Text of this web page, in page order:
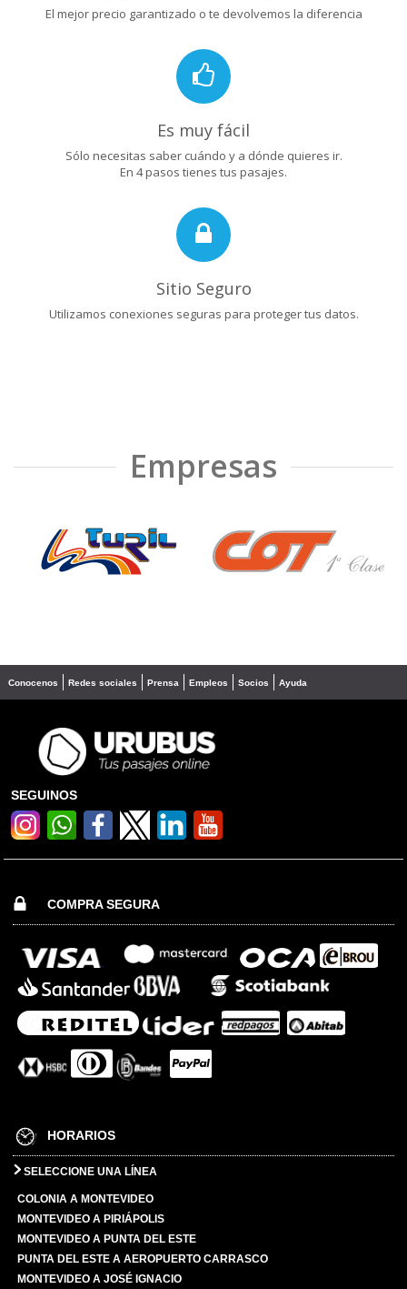
El mejor precio garantizado o te devolvemos la diferencia
Es muy fácil
Sólo necesitas saber cuándo y a dónde quieres ir.
En 4 pasos tienes tus pasajes.
Sitio Seguro
Utilizamos conexiones seguras para proteger tus datos.
Empresas
❮ ❯
Conocenos Redes sociales Prensa Empleos Socios Ayuda
SEGUINOS
COMPRA SEGURA
HORARIOS
SELECCIONE UNA LÍNEA
COLONIA A MONTEVIDEO
MONTEVIDEO A PIRIÁPOLIS
MONTEVIDEO A PUNTA DEL ESTE
PUNTA DEL ESTE A AEROPUERTO CARRASCO
MONTEVIDEO A JOSÉ IGNACIO